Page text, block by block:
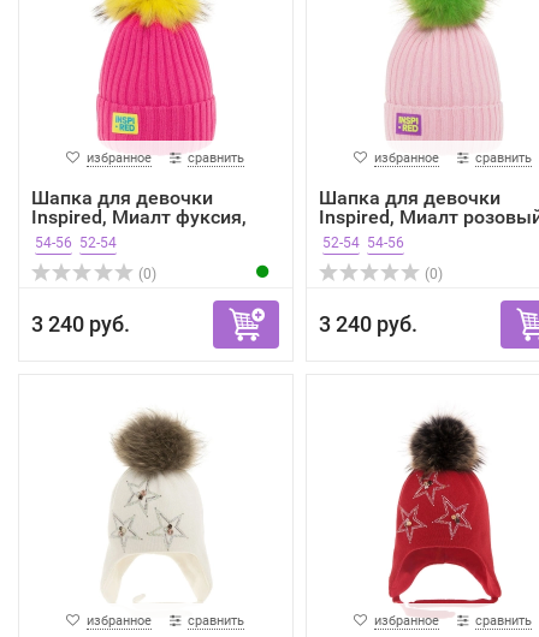
избранное сравнить
Шапка для девочки
Inspired, Миалт фуксия,
зима
54-56 52-54
(0)
3 240 руб.
избранное сравнить
Шапка для девочки
Inspired, Миалт
52-54 54-56
(0)
3 240 руб.
избранное сравнить избранное сравнить